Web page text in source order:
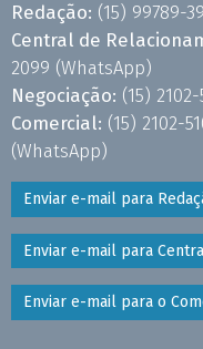
Redação: (15) 99789-
Central de
2099 (WhatsApp)
Negociação: (15)
Comercial: (15) 2102-
(WhatsApp)
Enviar e-mail para
Enviar e-mail para
Enviar e-mail para o